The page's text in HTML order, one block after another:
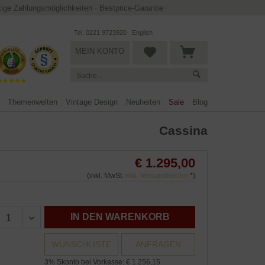
Zahlungsmöglichkeiten · Bestprice-Garantie
Tel. 0221 9723920 English
MEIN KONTO
Themenwelten Vintage Design Neuheiten Sale Blog
Cassina
€ 1.295,00
(inkl. MwSt. inkl. Versandkosten *)
IN DEN WARENKORB
WUNSCHLISTE ANFRAGEN
3% Skonto bei Vorkasse: € 1.256,15